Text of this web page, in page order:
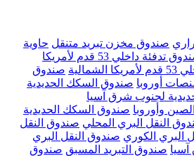
صندوق مخزن تبريد متنقل حاوية
صندوق تدفئة داخلي 53 قدم لأمريكا
صندوق
أوروبا صندوق السكك الحديدية
لجنوب شرق آسيا
وأوروبا صندوق السكك الحديدية
النقل البري المحلي صندوق النقل
البري الكوري صندوق النقل البري
آسيا صندوق التبريد المسبق صندوق